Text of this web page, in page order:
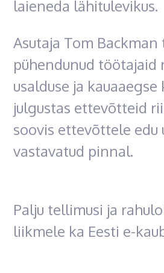
laieneda lähitulevikus.
Asutaja Tom
pühendunud
usalduse ja
julgustas ettevõtteid
soovis ettevõttele edu
vastavatud pinnal.
Palju tellimusi ja
liikmele ka Eesti e-